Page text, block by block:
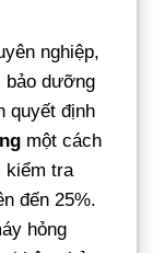
nghiệp,
bảo dưỡng
quyết định
một cách
kiểm tra
đến 25%.
hỏng